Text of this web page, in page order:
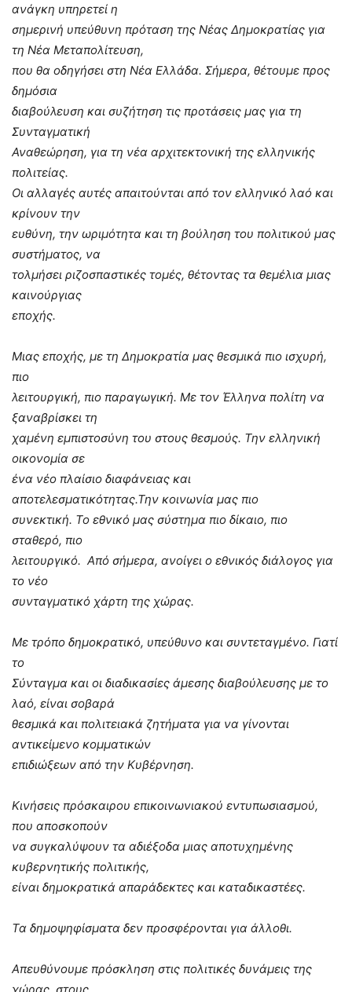
ανάγκη υπηρετεί η
σημερινή υπεύθυνη πρόταση της Νέας Δημοκρατίας για
τη Νέα Μεταπολίτευση,
που θα οδηγήσει στη Νέα Ελλάδα. Σήμερα, θέτουμε προς
δημόσια
διαβούλευση και συζήτηση τις προτάσεις μας για τη
Συνταγματική
Αναθεώρηση, για τη νέα αρχιτεκτονική της ελληνικής
πολιτείας.
Οι αλλαγές αυτές απαιτούνται από τον ελληνικό λαό και
κρίνουν την
ευθύνη, την ωριμότητα και τη βούληση του πολιτικού μας
συστήματος, να
τολμήσει ριζοσπαστικές τομές, θέτοντας τα θεμέλια μιας
καινούργιας
εποχής.
Μιας εποχής, με τη Δημοκρατία μας θεσμικά πιο ισχυρή,
πιο
λειτουργική, πιο παραγωγική. Με τον Έλληνα πολίτη να
ξαναβρίσκει τη
χαμένη εμπιστοσύνη του στους θεσμούς. Την ελληνική
οικονομία σε
ένα νέο πλαίσιο διαφάνειας και
αποτελεσματικότητας.Την κοινωνία μας πιο
συνεκτική. Το εθνικό μας σύστημα πιο δίκαιο, πιο
σταθερό, πιο
λειτουργικό. Από σήμερα, ανοίγει ο εθνικός διάλογος για
το νέο
συνταγματικό χάρτη της χώρας.
Με τρόπο δημοκρατικό, υπεύθυνο και συντεταγμένο. Γιατί
το
Σύνταγμα και οι διαδικασίες άμεσης διαβούλευσης με το
λαό, είναι σοβαρά
θεσμικά και πολιτειακά ζητήματα για να γίνονται
αντικείμενο κομματικών
επιδιώξεων από την Κυβέρνηση.
Κινήσεις πρόσκαιρου επικοινωνιακού εντυπωσιασμού,
που αποσκοπούν
να συγκαλύψουν τα αδιέξοδα μιας αποτυχημένης
κυβερνητικής πολιτικής,
είναι δημοκρατικά απαράδεκτες και καταδικαστέες.
Τα δημοψηφίσματα δεν προσφέρονται για άλλοθι.
Απευθύνουμε πρόσκληση στις πολιτικές δυνάμεις της